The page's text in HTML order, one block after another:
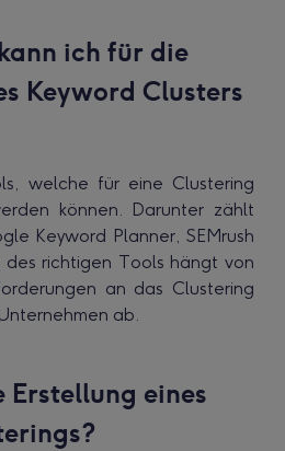
ich für die
Keyword Clusters
welche für eine Clustering
können. Darunter zählt
Keyword Planner, SEMrush
des richtigen Tools hängt von
an das Clustering
ab.
Erstellung eines